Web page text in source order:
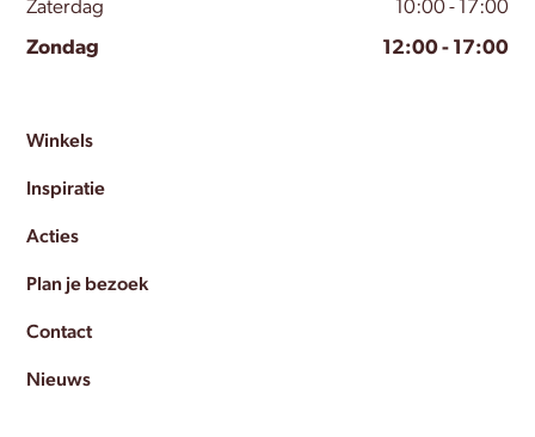
Zaterdag
10:00 - 17:00
Zondag 12:00 - 17:00
Winkels
Inspiratie
Acties
Plan je bezoek
Contact
Nieuws